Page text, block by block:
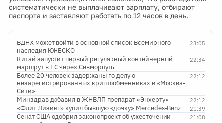
систематически не выплачивают зарплату, отбирают
паспорта и заставляют работать по 12 часов в день.
23:05
ВДНХ может войти в основной список Всемирного
наследия ЮНЕСКО
22:34
Китай запустит первый регулярный контейнерный
маршрут в ЕС через Севморпуть
22:12
Более 20 человек задержаны по делу о
незарегистрированных криптообменниках в «Москва-
Сити»
22:12
Минздрав добавил в ЖНВЛП препарат «Энхерту»
21:39
«Флит Лизинг» купил бывшую «дочку» Mercedes-Benz
21:08
Сенат США одобрил законопроект об ужесточении